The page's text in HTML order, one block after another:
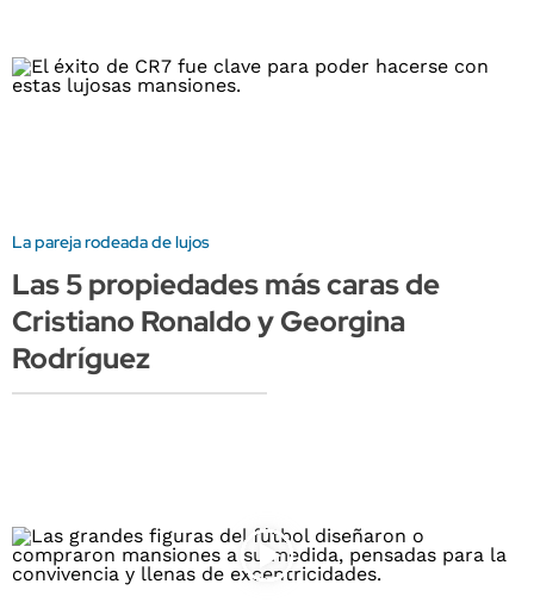
La pareja rodeada de lujos
Las 5 propiedades más caras de
Cristiano Ronaldo y Georgina
Rodríguez